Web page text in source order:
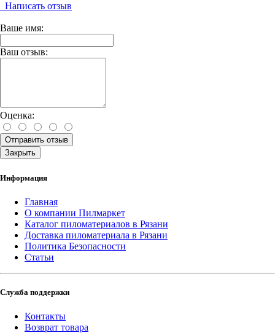
Написать отзыв
Ваше имя:
Ваш отзыв:
Оценка:
Отправить отзыв
Закрыть
Информация
Главная
О компании Пилмаркет
Каталог пиломатериалов в Рязани
Доставка пиломатериала в Рязани
Политика Безопасности
Статьи
Служба поддержки
Контакты
Возврат товара